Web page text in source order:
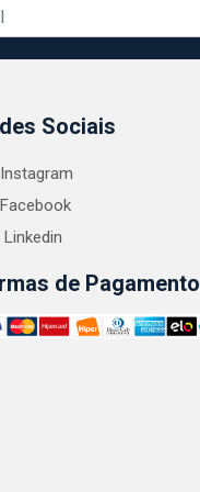
Sociais
Instagram
Facebook
Linkedin
de Pagamento